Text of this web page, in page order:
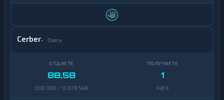
Cerber Омск
88,58
300 000 / 13 079 546
1
148 K